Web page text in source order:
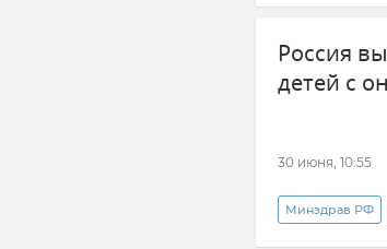
Россия
детей с
30 июня, 10:55
Минздрав РФ